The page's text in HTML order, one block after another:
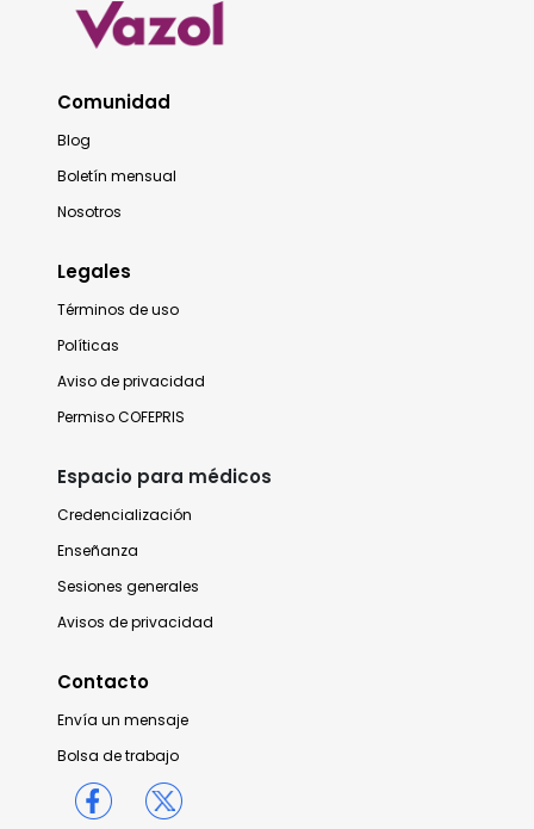
Comunidad
Blog
Boletín mensual
Nosotros
Legales
Términos de uso
Políticas
Aviso de privacidad
Permiso COFEPRIS
Espacio para médicos
Credencialización
Enseñanza
Sesiones generales
Avisos de privacidad
Contacto
Envía un mensaje
Bolsa de trabajo